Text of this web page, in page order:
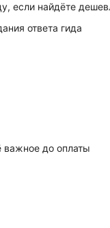
если найдёте
ответа гида
важное до оплаты